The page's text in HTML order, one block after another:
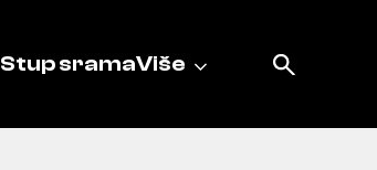
Stup sramaViše